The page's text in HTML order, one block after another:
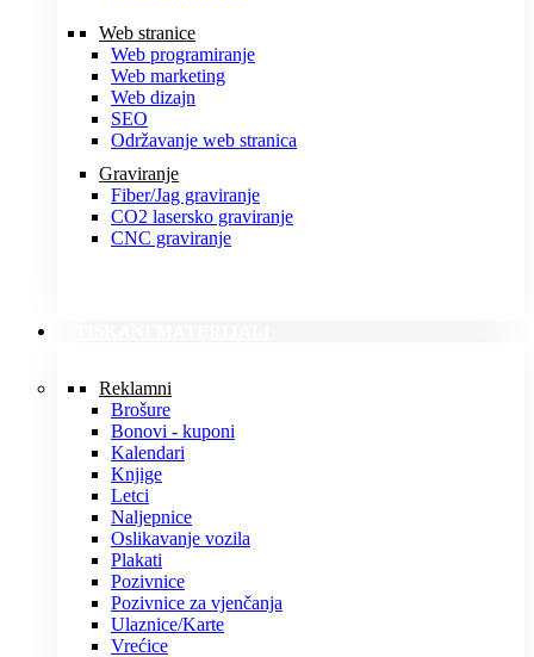
Web stranice
Web programiranje
Web marketing
Web dizajn
SEO
Održavanje web stranica
Graviranje
Fiber/Jag graviranje
CO2 lasersko graviranje
CNC graviranje
Reklamni
Brošure
Bonovi - kuponi
Kalendari
Knjige
Letci
Naljepnice
Oslikavanje vozila
Plakati
Pozivnice
Pozivnice za vjenčanja
Ulaznice/Karte
Vrećice